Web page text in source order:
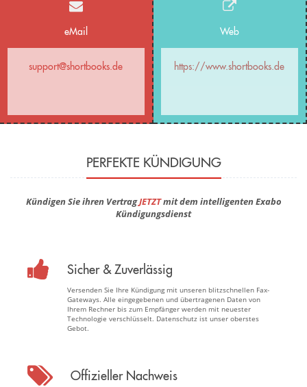
eMail
support@shortbooks.de
Web
https://www.shortbooks.de
PERFEKTE KÜNDIGUNG
Kündigen Sie ihren VertragJETZTmit dem intelligenten Exabo
Kündigungsdienst
Sicher & Zuverlässig
Versenden Sie Ihre Kündigung mit unseren blitzschnellen Fax-
Gateways. Alle eingegebenen und übertragenen Daten von
Ihrem Rechner bis zum Empfänger werden mit neuester
Technologie verschlüsselt. Datenschutz ist unser oberstes
Gebot.
Offizieller Nachweis